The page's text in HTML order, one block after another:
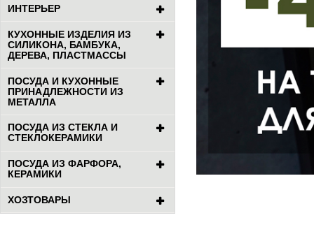
ИНТЕРЬЕР
КУХОННЫЕ ИЗДЕЛИЯ ИЗ
СИЛИКОНА, БАМБУКА,
ДЕРЕВА, ПЛАСТМАССЫ
ПОСУДА И КУХОННЫЕ
ПРИНАДЛЕЖНОСТИ ИЗ
МЕТАЛЛА
ПОСУДА ИЗ СТЕКЛА И
СТЕКЛОКЕРАМИКИ
ПОСУДА ИЗ ФАРФОРА,
КЕРАМИКИ
ХОЗТОВАРЫ